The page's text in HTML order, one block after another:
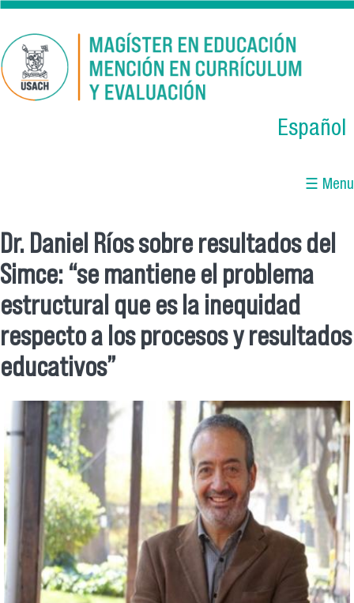
Skip to main content
Español
☰ Menu
You are here
Dr. Daniel Ríos sobre resultados del
Simce: “se mantiene el problema
estructural que es la inequidad
respecto a los procesos y resultados
educativos”